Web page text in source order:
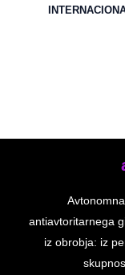
antiavtoritarnega
iz obrobja: iz